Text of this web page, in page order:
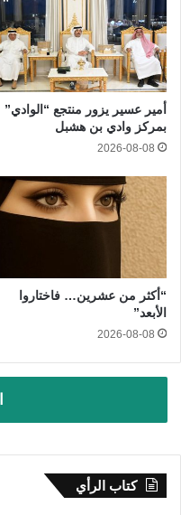
أمير عسير يزور منتجع “الوادي”
بمركز وادي بن هشبل
2026-08-08
“أكثر من عشرين… فاختاروا
الأبعد”
2026-08-08
كتاب الرأي